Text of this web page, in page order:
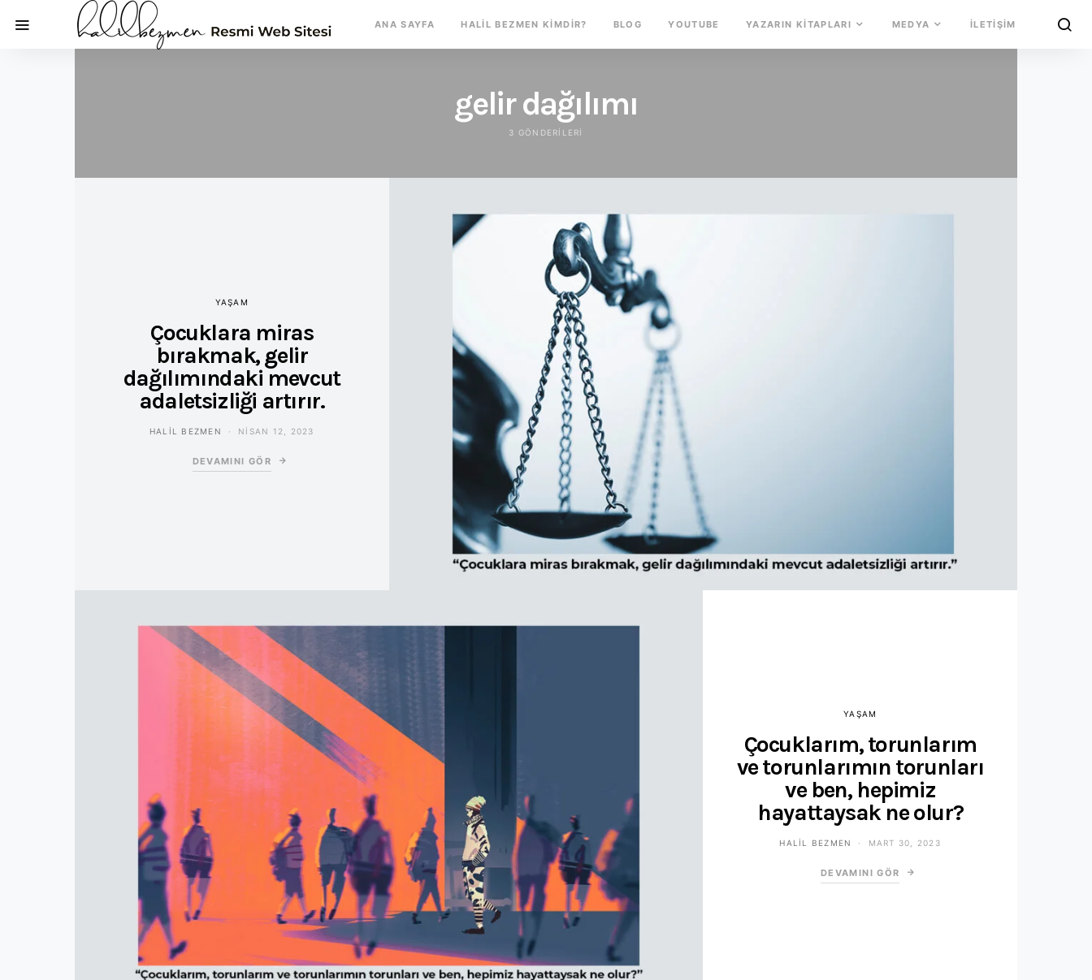
ANA SAYFA HALIL BEZMEN KIMDIR? BLOG YOUTUBE YAZARIN KITAPLARI MEDYA İLETIŞIM
gelir dağılımı
3 GÖNDERILERI
YAŞAM
Çocuklara miras
bırakmak, gelir
dağılımındaki mevcut
adaletsizliği artırır.
HALIL BEZMEN NISAN 12, 2023
DEVAMINI GÖR
YAŞAM
Çocuklarım, torunlarım
ve torunlarımın torunları
ve ben, hepimiz
hayattaysak ne olur?
HALIL BEZMEN MART 30, 2023
DEVAMINI GÖR